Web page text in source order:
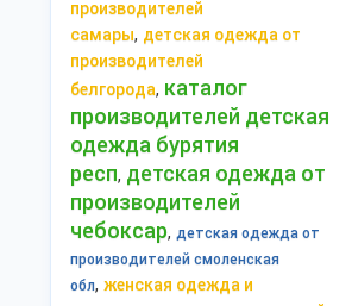
производителей
самары, детская одежда от
производителей
белгорода, каталог
производителей детская
одежда бурятия
респ, детская одежда от
производителей
чебоксар, детская одежда от
производителей смоленская
обл, женская одежда и